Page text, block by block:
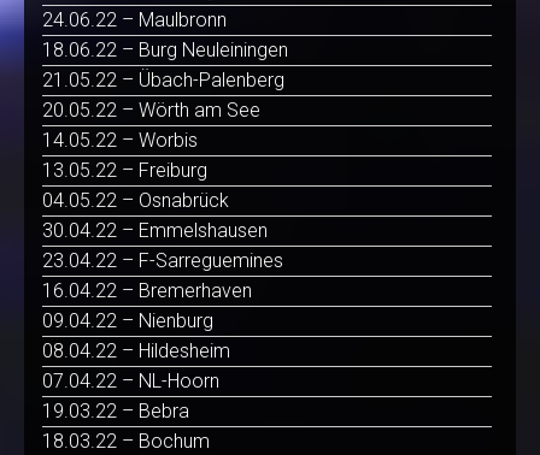
24.06.22 – Maulbronn
18.06.22 – Burg Neuleiningen
21.05.22 – Übach-Palenberg
20.05.22 – Wörth am See
14.05.22 – Worbis
13.05.22 – Freiburg
04.05.22 – Osnabrück
30.04.22 – Emmelshausen
23.04.22 – F-Sarreguemines
16.04.22 – Bremerhaven
09.04.22 – Nienburg
08.04.22 – Hildesheim
07.04.22 – NL-Hoorn
19.03.22 – Bebra
18.03.22 – Bochum